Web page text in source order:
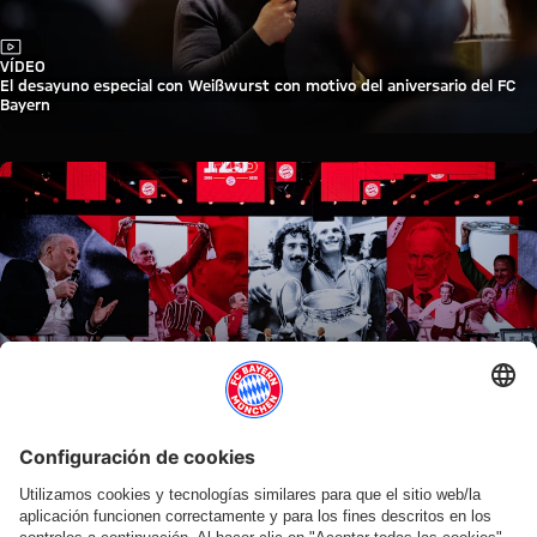
Vídeo
VÍDEO
El desayuno especial con Weißwurst con motivo del aniversario del FC
Bayern